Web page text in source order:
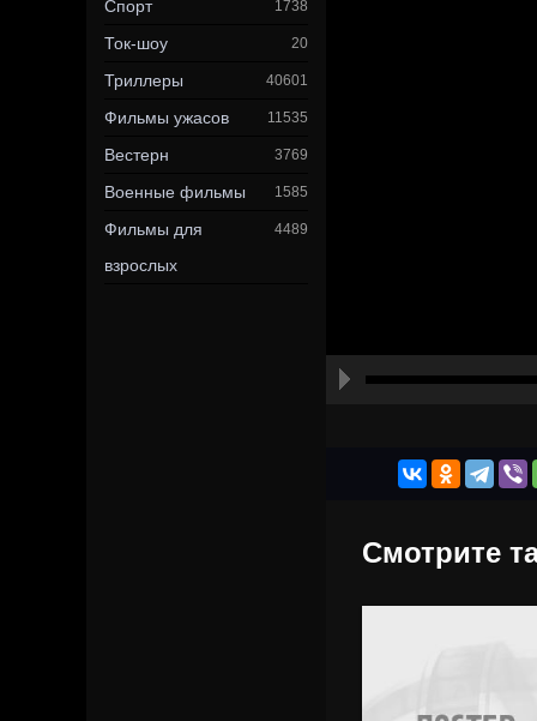
Спорт 1738
Ток-шоу 20
Триллеры 40601
Фильмы ужасов 11535
Вестерн 3769
Военные фильмы 1585
Фильмы для
взрослых
4489
Смотрите